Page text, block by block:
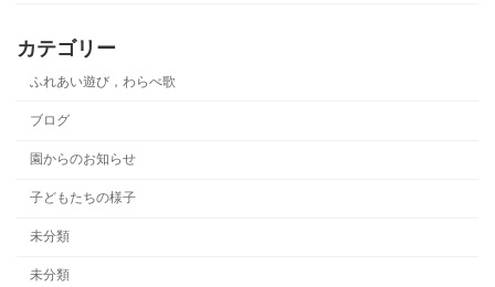
カテゴリー
ふれあい遊び，わらべ歌
ブログ
園からのお知らせ
子どもたちの様子
未分類
未分類